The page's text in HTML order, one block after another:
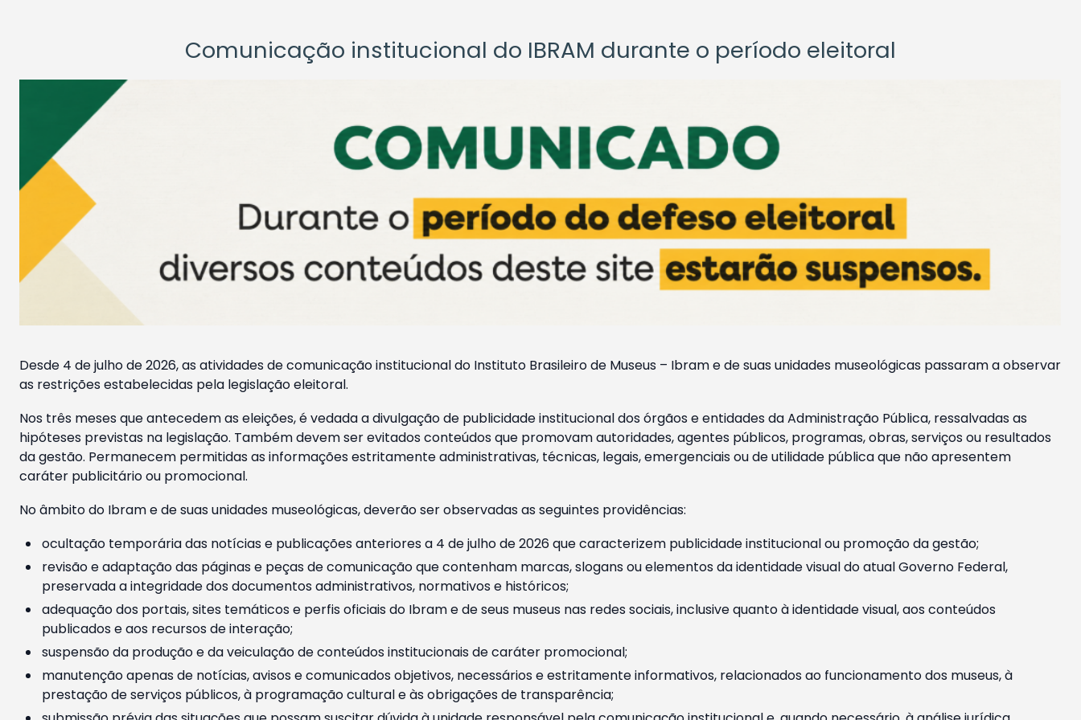
Comunicação institucional do IBRAM durante o período eleitoral
Desde 4 de julho de 2026, as atividades de comunicação institucional do Instituto Brasileiro de Museus – Ibram e de suas unidades museológicas passaram a observar
as restrições estabelecidas pela legislação eleitoral.
Nos três meses que antecedem as eleições, é vedada a divulgação de publicidade institucional dos órgãos e entidades da Administração Pública, ressalvadas as
hipóteses previstas na legislação. Também devem ser evitados conteúdos que promovam autoridades, agentes públicos, programas, obras, serviços ou resultados
da gestão. Permanecem permitidas as informações estritamente administrativas, técnicas, legais, emergenciais ou de utilidade pública que não apresentem
caráter publicitário ou promocional.
No âmbito do Ibram e de suas unidades museológicas, deverão ser observadas as seguintes providências:
ocultação temporária das notícias e publicações anteriores a 4 de julho de 2026 que caracterizem publicidade institucional ou promoção da gestão;
revisão e adaptação das páginas e peças de comunicação que contenham marcas, slogans ou elementos da identidade visual do atual Governo Federal,
preservada a integridade dos documentos administrativos, normativos e históricos;
adequação dos portais, sites temáticos e perfis oficiais do Ibram e de seus museus nas redes sociais, inclusive quanto à identidade visual, aos conteúdos
publicados e aos recursos de interação;
suspensão da produção e da veiculação de conteúdos institucionais de caráter promocional;
manutenção apenas de notícias, avisos e comunicados objetivos, necessários e estritamente informativos, relacionados ao funcionamento dos museus, à
prestação de serviços públicos, à programação cultural e às obrigações de transparência;